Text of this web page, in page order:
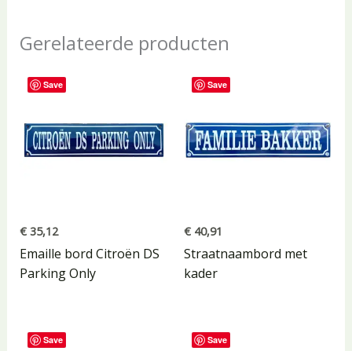
Gerelateerde producten
Save
€35,12
Emaille bord Citroën DS
Parking Only
Save
€ 40,91
Straatnaambord met
kader
Save Save